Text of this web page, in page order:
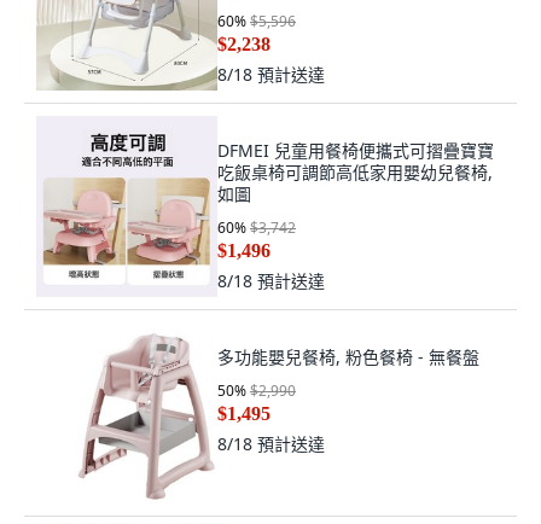
60%$5,596
$2,238
8/18 預計送達
DFMEI 兒童用餐椅便攜式可摺疊寶寶
吃飯桌椅可調節高低家用嬰幼兒餐椅,
如圖
60%$3,742
$1,496
8/18 預計送達
多功能嬰兒餐椅, 粉色餐椅 - 無餐盤
50%$2,990
$1,495
8/18 預計送達